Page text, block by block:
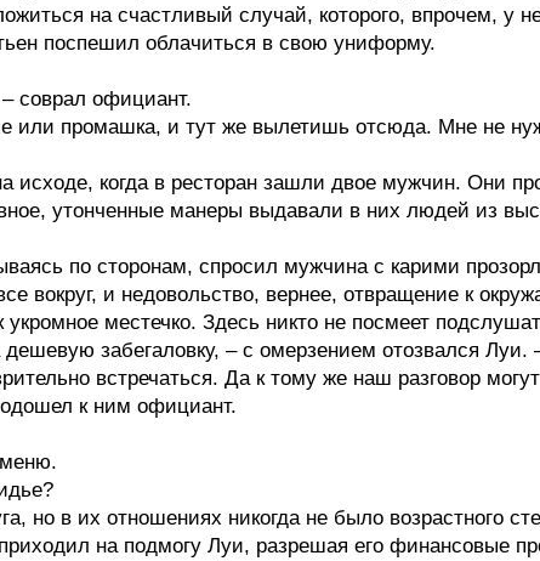
на счастливый случай, которого, впрочем, у
поспешил облачиться в свою униформу.
соврал официант.
или промашка, и тут же вылетишь отсюда. Мне не
исходе, когда в ресторан зашли двое мужчин. Они
утонченные манеры выдавали в них людей из
по сторонам, спросил мужчина с карими
вокруг, и недовольство, вернее, отвращение к
местечко. Здесь никто не посмеет
забегаловку, – с омерзением отозвался
встречаться. Да к тому же наш разговор
к ним официант.
но в их отношениях никогда не было возрастного
на подмогу Луи, разрешая его финансовые